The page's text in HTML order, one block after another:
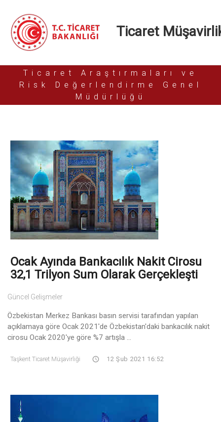
Ticaret
Ticaret Araştırmaları ve
Risk Değerlendirme Genel
Müdürlüğü
Ocak Ayında Bankacılık Nakit Cirosu
32,1 Trilyon Sum Olarak Gerçekleşti
Güncel Gelişmeler
Özbekistan Merkez Bankası basın servisi tarafından yapılan
açıklamaya göre Ocak 2021'de Özbekistan'daki bankacılık nakit
cirosu Ocak 2020'ye göre %7 artışla ...
Taşkent Ticaret Müşavirliği 12 Şub 2021 16:52